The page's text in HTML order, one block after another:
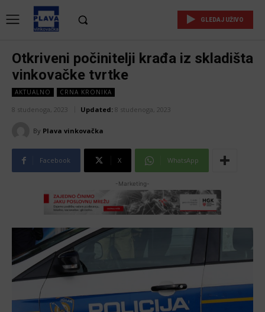
GLEDAJ UŽIVO
Otkriveni počinitelji krađa iz skladišta
vinkovačke tvrtke
AKTUALNO CRNA KRONIKA
8 studenoga, 2023 Updated: 8 studenoga, 2023
By Plava vinkovačka
Facebook X WhatsApp
-Marketing-